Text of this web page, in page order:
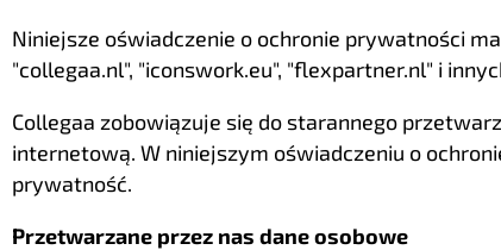
Niniejsze oświadczenie o ochronie prywatności
"collegaa.nl", "iconswork.eu", "flexpartner.nl" i
Collegaa zobowiązuje się do starannego
internetową. W niniejszym oświadczeniu o
prywatność.
Przetwarzane przez nas dane osobowe